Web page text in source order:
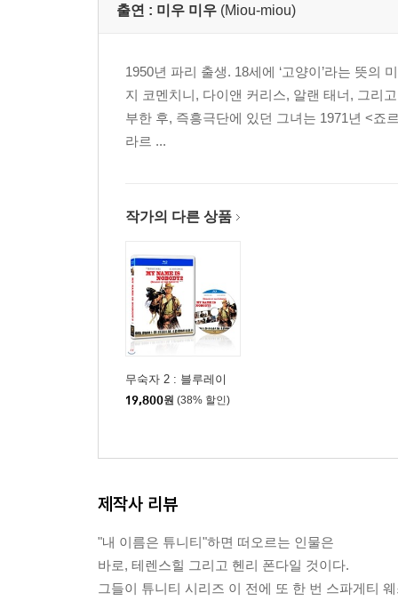
■ 언어 : English, German
■ 음성 : DTS-HD Master Audio 2.0
■ 지역코드 : All NTSC
■ 구성 : 25GB Blu-ray Disc Single disc (1 BD)
■ 재생시간 : 123분
출연 : 미우 미우 (Miou-miou)
1950년 파리 출생. 18세에 ‘고양이’라는 뜻의
지 코멘치니, 다이앤 커리스, 알랜 태너, 그리
부한 후, 즉흥극단에 있던 그녀는 1971년 <죠
라르 ...
작가의 다른 상품
무숙자 2 : 블루레이
19,800원 (38% 할인)
제작사 리뷰
"내 이름은 튜니티"하면 떠오르는 인물은
바로, 테렌스힐 그리고 헨리 폰다일 것이다.
그들이 튜니티 시리즈 이 전에 또 한 번 스파게티